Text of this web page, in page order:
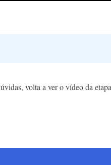
volta a ver o vídeo da